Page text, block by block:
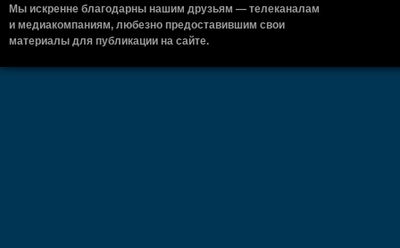
Мы искренне благодарны нашим друзьям — телеканалам
и медиакомпаниям, любезно предоставившим свои
материалы для публикации на сайте.